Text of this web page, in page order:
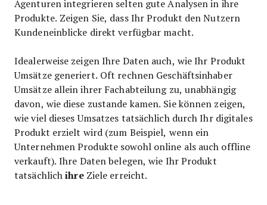
Agenturen integrieren selten gute Analysen in ihre
Produkte. Zeigen Sie, dass Ihr Produkt den Nutzern
Kundeneinblicke direkt verfügbar macht.
Idealerweise zeigen Ihre Daten auch, wie Ihr Produkt
Umsätze generiert. Oft rechnen Geschäftsinhaber
Umsätze allein ihrer Fachabteilung zu, unabhängig
davon, wie diese zustande kamen. Sie können zeigen,
wie viel dieses Umsatzes tatsächlich durch Ihr digitales
Produkt erzielt wird (zum Beispiel, wenn ein
Unternehmen Produkte sowohl online als auch offline
verkauft). Ihre Daten belegen, wie Ihr Produkt
tatsächlichihreZiele erreicht.